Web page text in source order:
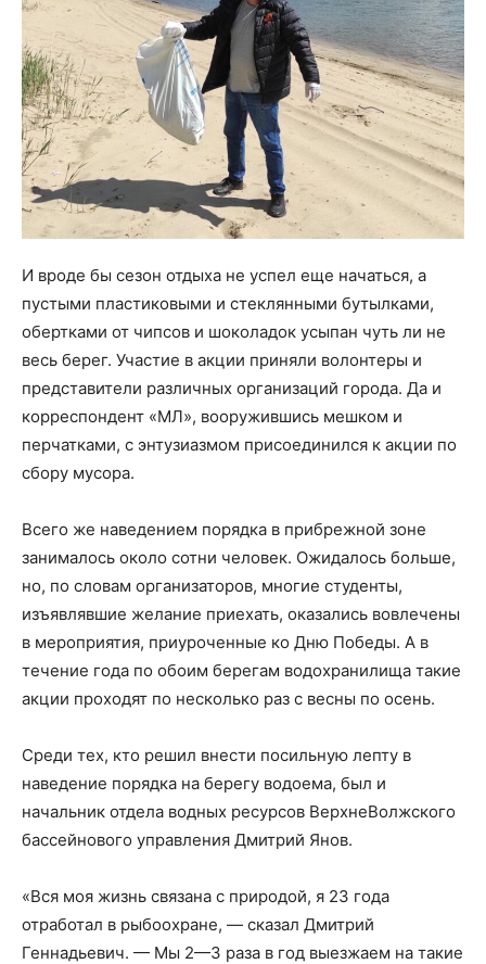
И вроде бы сезон отдыха не успел еще начаться, а
пустыми пластиковыми и стеклянными бутылками,
обертками от чипсов и шоколадок усыпан чуть ли не
весь берег. Участие в акции приняли волонтеры и
представители различных организаций города. Да и
корреспондент «МЛ», вооружившись мешком и
перчатками, с энтузиазмом присоединился к акции по
сбору мусора.
Всего же наведением порядка в прибрежной зоне
занималось около сотни человек. Ожидалось больше,
но, по словам организаторов, многие студенты,
изъявлявшие желание приехать, оказались вовлечены
в мероприятия, приуроченные ко Дню Победы. А в
течение года по обоим берегам водохранилища такие
акции проходят по несколько раз с весны по осень.
Среди тех, кто решил внести посильную лепту в
наведение порядка на берегу водоема, был и
начальник отдела водных ресурсов Верхне­Волжского
бассейнового управления Дмитрий Янов.
«Вся моя жизнь связана с природой, я 23 года
отработал в рыбоохране, — сказал Дмитрий
Геннадьевич. — Мы 2—3 раза в год выезжаем на такие